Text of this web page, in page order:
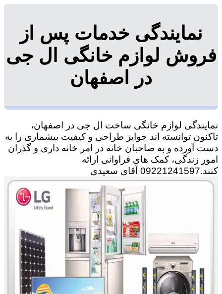
نمایندگی خدمات پس از
فروش لوازم خانگی ال جی
در اصفهان
نمایندگی لوازم خانگی ساخت ال جی در اصفهان،
تاکنون توانسته اند جوایز طراحی و کیفیت بیشماری را به
دست آورده و به صاحبان خانه در امر خانه داری و گذران
امور زندگی، کمک های فراوانی ارائه
کنند.09221241597 آقای سعیدی